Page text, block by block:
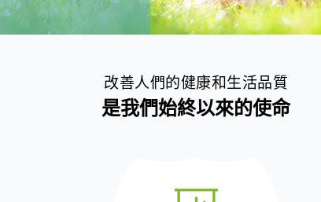
改善人們的健康和生活品質
是我們始終以來的使命